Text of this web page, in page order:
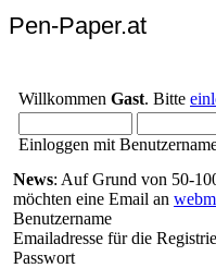
Pen-Paper.at
Willkommen Gast. Bitte
Einloggen mit
News: Auf Grund von 50-
möchten eine Email an
Benutzername
Emailadresse für die
Passwort